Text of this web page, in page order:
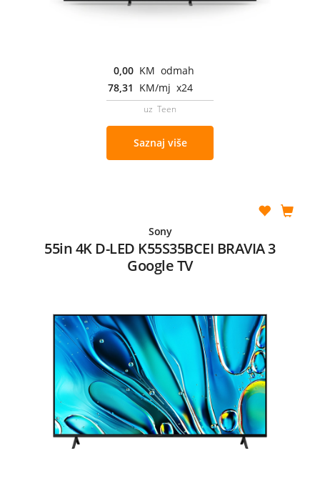
0,00 KM odmah
78,31 KM/mj x24
uz Teen
Saznaj više
Sony
55in 4K D-LED K55S35BCEI BRAVIA 3
Google TV